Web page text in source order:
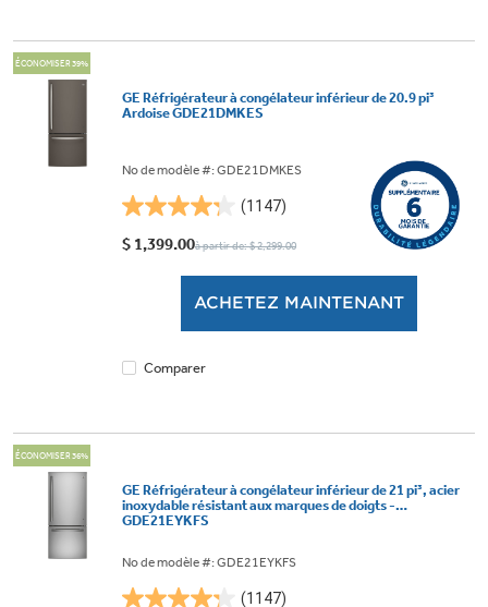
ÉCONOMISER 39%
GE Réfrigérateur à congélateur inférieur de 20.9 pi³
Ardoise GDE21DMKES
No de modèle #: GDE21DMKES
(1147)
4.3
étoile(s)
$ 1,399.00à partir de: $ 2,299.00
ACHETEZ MAINTENANT
Comparer
ÉCONOMISER 36%
GE Réfrigérateur à congélateur inférieur de 21 pi³, acier
inoxydable résistant aux marques de doigts -
GDE21EYKFS
No de modèle #: GDE21EYKFS
(1147)